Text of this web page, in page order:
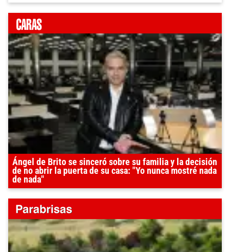
Ángel de Brito se sinceró sobre su familia y la decisión
de no abrir la puerta de su casa: "Yo nunca mostré nada
de nada"